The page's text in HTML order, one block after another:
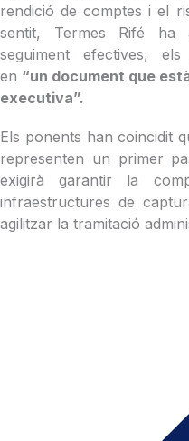
rendició de comptes i el
sentit, Termes Rifé ha
seguiment efectives,
en “un document que
executiva”.
Els ponents han coincidit
representen un primer
exigirà garantir la
infraestructures de
agilitzar la tramitació